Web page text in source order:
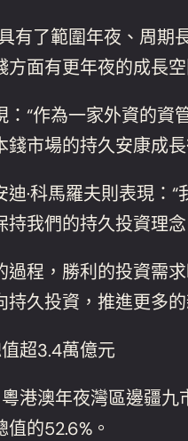
了範圍年夜、周期
面有更年夜的成長空
作為一家外資的資
市場的持久安康成
科馬羅夫則表現：“
我們的持久投資理
，勝利的投資需求
久投資，推進更多
超3.4萬億元
澳年夜灣區邊疆九
的52.6%。